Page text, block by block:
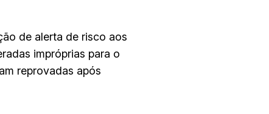
de alerta de risco aos
impróprias para o
reprovadas após